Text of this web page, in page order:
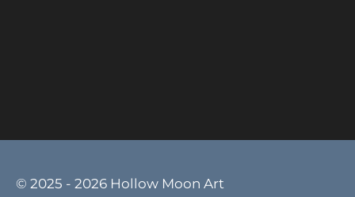
© 2025 - 2026 Hollow Moon Art